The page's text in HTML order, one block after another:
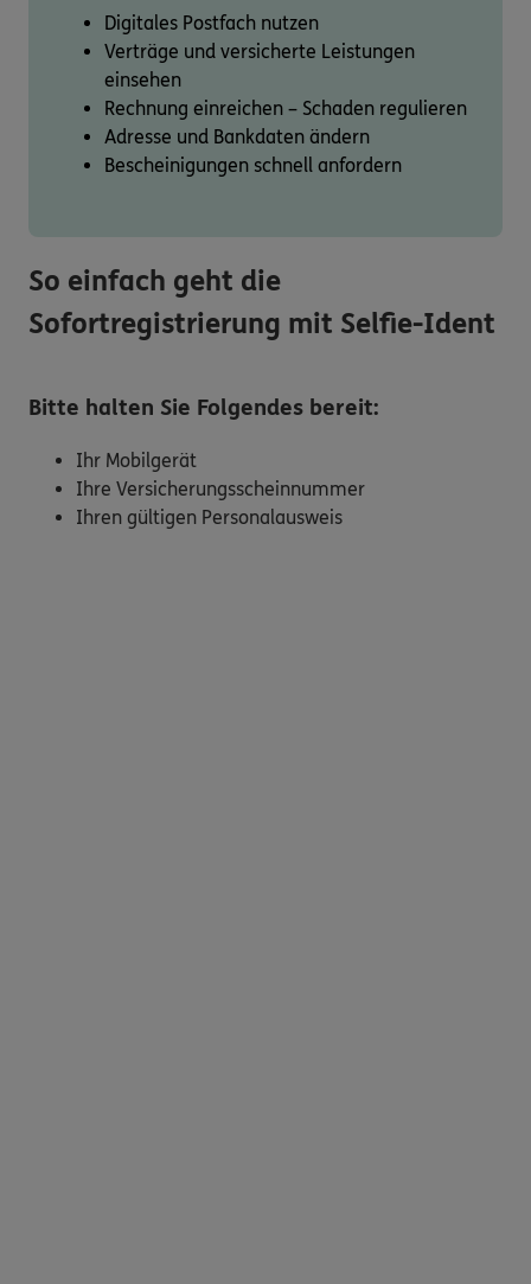
Digitales Postfach nutzen
Verträge und versicherte Leistungen
einsehen
Rechnung einreichen – Schaden regulieren
Adresse und Bankdaten ändern
Bescheinigungen schnell anfordern
So einfach geht die
Sofortregistrierung mit Selfie-Ident
Bitte halten Sie Folgendes bereit:
Ihr Mobilgerät
Ihre Versicherungsscheinnummer
Ihren gültigen Personalausweis